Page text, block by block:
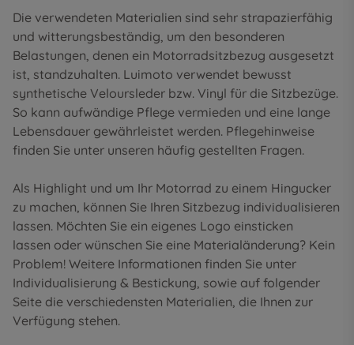
Die verwendeten Materialien sind sehr strapazierfähig
und witterungsbeständig, um den besonderen
Belastungen, denen ein Motorradsitzbezug ausgesetzt
ist, standzuhalten. Luimoto verwendet bewusst
synthetische Veloursleder bzw. Vinyl für die Sitzbezüge.
So kann aufwändige Pflege vermieden und eine lange
Lebensdauer gewährleistet werden. Pflegehinweise
finden Sie unter unseren häufig gestellten Fragen.
Als Highlight und um Ihr Motorrad zu einem Hingucker
zu machen, können Sie Ihren Sitzbezug individualisieren
lassen. Möchten Sie ein eigenes Logo einsticken
lassen oder wünschen Sie eine Materialänderung? Kein
Problem! Weitere Informationen finden Sie unter
Individualisierung & Bestickung, sowie auf folgender
Seite die verschiedensten Materialien, die Ihnen zur
Verfügung stehen.